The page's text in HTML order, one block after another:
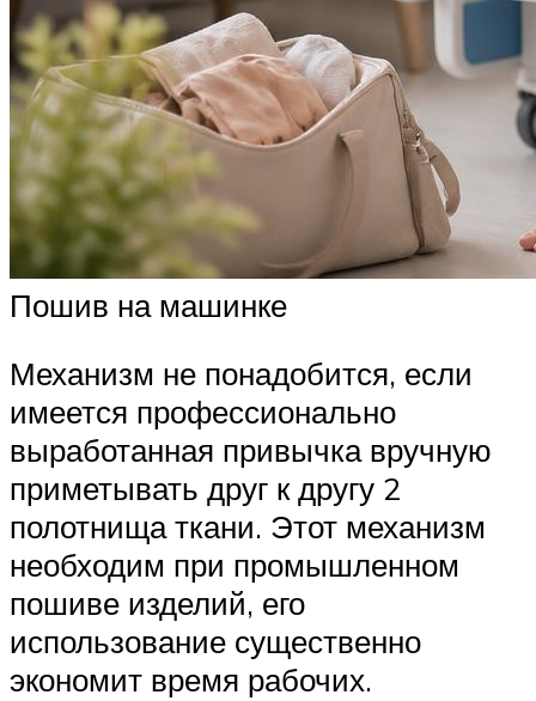
Пошив на машинке
Механизм не понадобится, если
имеется профессионально
выработанная привычка вручную
приметывать друг к другу 2
полотнища ткани. Этот механизм
необходим при промышленном
пошиве изделий, его
использование существенно
экономит время рабочих.